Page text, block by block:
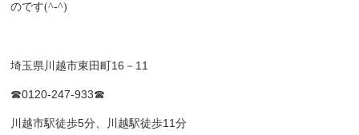
のです(^-^)
埼玉県川越市東田町16－11
☎0120-247-933☎
川越市駅徒歩5分、川越駅徒歩11分